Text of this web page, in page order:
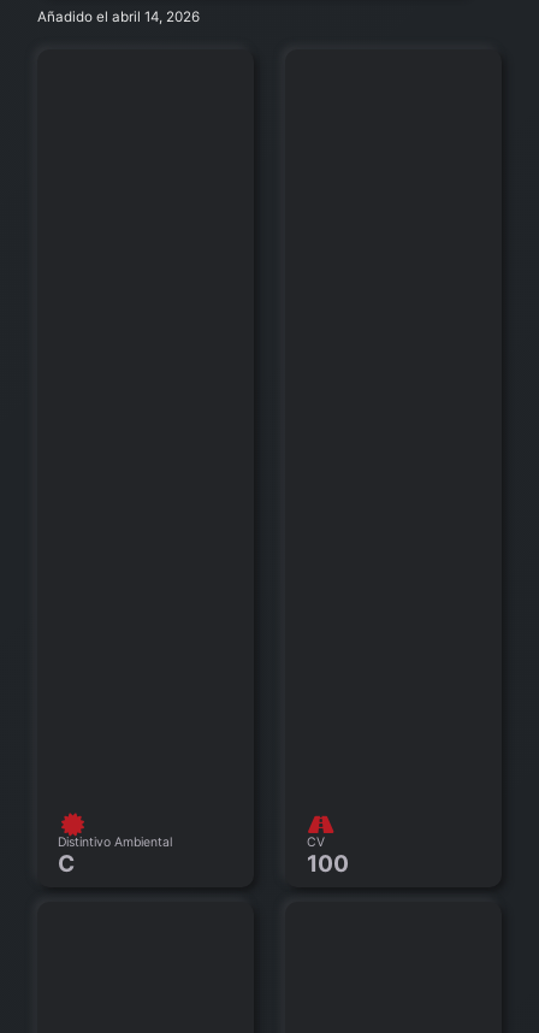
Añadido el abril 14, 2026
Distintivo Ambiental
C
CV
100